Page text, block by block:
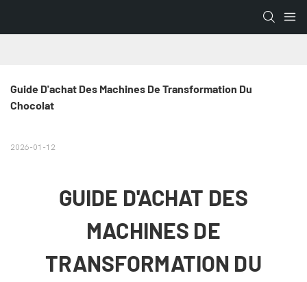
Guide D'achat Des Machines De Transformation Du
Chocolat
2026-01-12
GUIDE D'ACHAT DES
MACHINES DE
TRANSFORMATION DU